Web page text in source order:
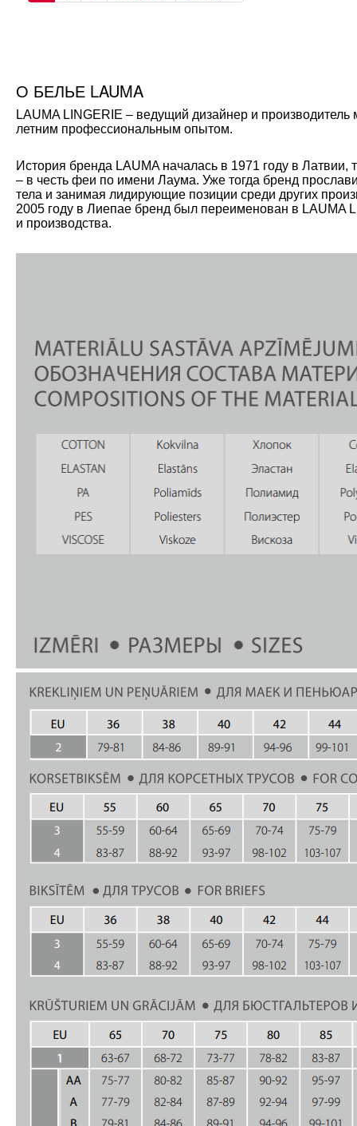
О БЕЛЬЕ LAUMA
LAUMA LINGERIE – ведущий дизайнер и
летним профессиональным опытом.
История бренда LAUMA началась в 1971 году в
– в честь феи по имени Лаума. Уже тогда бренд
тела и занимая лидирующие позиции среди других
2005 году в Лиепае бренд был переименован в LAUMA
и производства.